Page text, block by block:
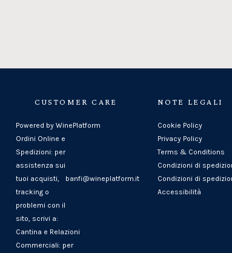
CUSTOMER CARE
Powered by WinePlatform
Ordini Online e
Spedizioni: per
assistenza sui
tuoi acquisti,
tracking o
problemi con il
sito, scrivi a:
banfi@wineplatform.it
Cantina e Relazioni
Commerciali: per
NOTE LEGALI
Cookie Policy
Privacy Policy
Terms & Conditions
Condizioni di
Condizioni di
Accessibilità